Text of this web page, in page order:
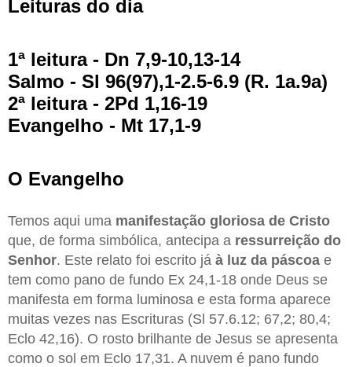
Leituras do dia
1ª leitura - Dn 7,9-10,13-14
Salmo - Sl 96(97),1-2.5-6.9 (R. 1a.9a)
2ª leitura - 2Pd 1,16-19
Evangelho - Mt 17,1-9
O Evangelho
Temos aqui uma manifestação gloriosa de Cristo
que, de forma simbólica, antecipa a ressurreição do
Senhor. Este relato foi escrito já à luz da páscoa e
tem como pano de fundo Ex 24,1-18 onde Deus se
manifesta em forma luminosa e esta forma aparece
muitas vezes nas Escrituras (Sl 57.6.12; 67,2; 80,4;
Eclo 42,16). O rosto brilhante de Jesus se apresenta
como o sol em Eclo 17,31. A nuvem é pano fundo